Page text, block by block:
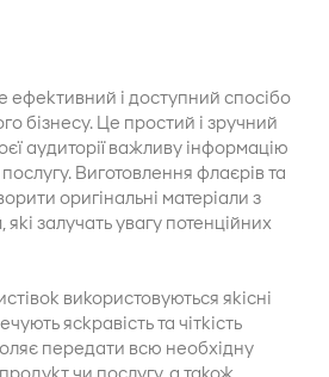
ефективний і доступний спосібо
бізнесу. Це простий і зручний
аудиторії важливу інформацію
Виготовлення флаєрів та
оригінальні матеріали з
залучать увагу потенційних
використовуються якісні
яскравість та чіткість
передати всю необхідну